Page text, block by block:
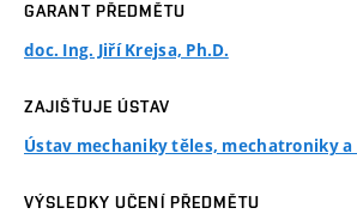
GARANT PŘEDMĚTU
doc. Ing. Jiří Krejsa, Ph.D.
ZAJIŠŤUJE ÚSTAV
Ústav mechaniky těles, mechatroniky
VÝSLEDKY UČENÍ PŘEDMĚTU